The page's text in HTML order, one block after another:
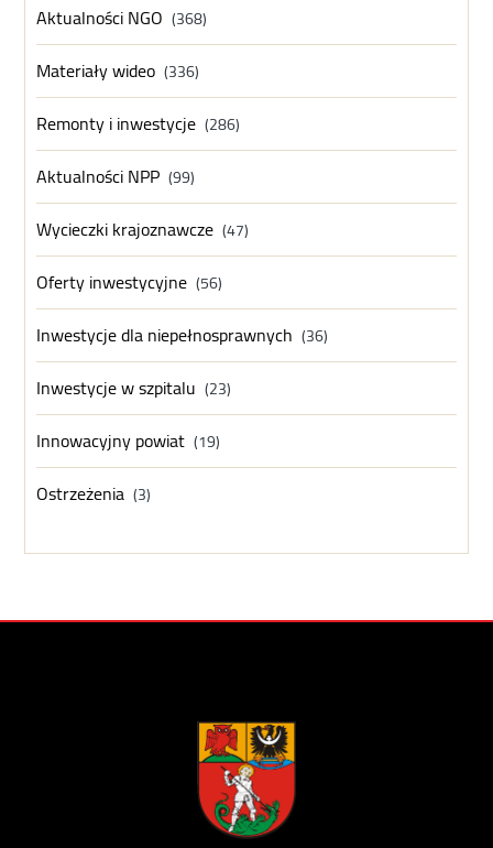
Aktualności NGO (368)
Materiały wideo (336)
Remonty i inwestycje (286)
Aktualności NPP (99)
Wycieczki krajoznawcze (47)
Oferty inwestycyjne (56)
Inwestycje dla niepełnosprawnych (36)
Inwestycje w szpitalu (23)
Innowacyjny powiat (19)
Ostrzeżenia (3)